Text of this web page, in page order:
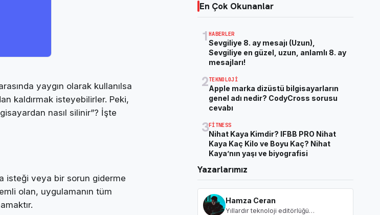
yaygın olarak kullanılsa
kaldırmak isteyebilirler. Peki,
nasıl silinir”? İşte
isteği veya bir sorun giderme
olan, uygulamanın tüm
En Çok Okunanlar
1 HABERLER
Sevgiliye 8. ay mesajı (Uzun),
Sevgiliye en güzel, uzun, anlamlı 8. ay
mesajları!
2TEKNOLOJI
Apple marka dizüstü bilgisayarların
genel adı nedir? CodyCross sorusu
cevabı
3FITNESS
Nihat Kaya Kimdir? IFBB PRO Nihat
Kaya Kaç Kilo ve Boyu Kaç? Nihat
Kaya’nın yaşı ve biyografisi
Yazarlarımız
Hamza Ceran
Yıllardır teknoloji editörlüğü…